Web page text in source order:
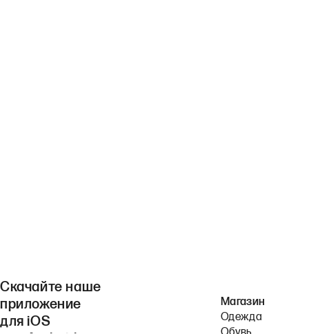
Скачайте наше
приложение
для iOS
Магазин
Одежда